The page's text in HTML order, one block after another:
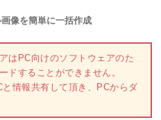
像を簡単に一括作成
はPC向けのソフトウェアのた
ドすることができません。
情報共有して頂き、PCからダ